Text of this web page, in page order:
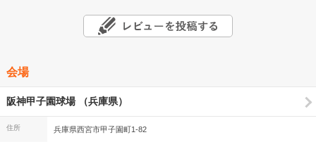
会場
阪神甲子園球場 （兵庫県）
住所 兵庫県西宮市甲子園町1-82